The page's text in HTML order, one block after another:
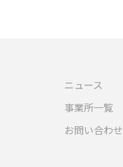
ニュース
事業所一覧
お問い合わせ